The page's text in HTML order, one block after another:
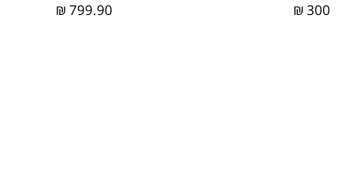
300
₪
799.90
₪